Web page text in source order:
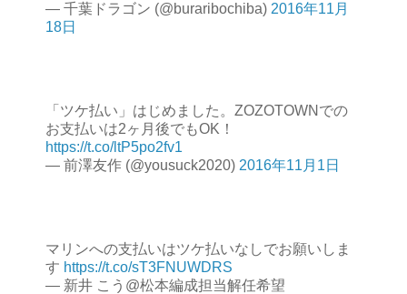
— 千葉ドラゴン (@buraribochiba) 2016年11月
18日
「ツケ払い」はじめました。ZOZOTOWNでの
お支払いは2ヶ月後でもOK！
https://t.co/ltP5po2fv1
— 前澤友作 (@yousuck2020) 2016年11月1日
マリンへの支払いはツケ払いなしでお願いしま
す https://t.co/sT3FNUWDRS
— 新井 こう@松本編成担当解任希望